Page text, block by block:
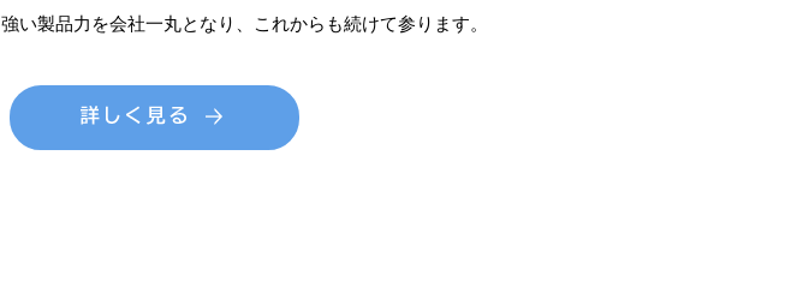
強い製品力を会社一丸となり、これからも続けて参ります。